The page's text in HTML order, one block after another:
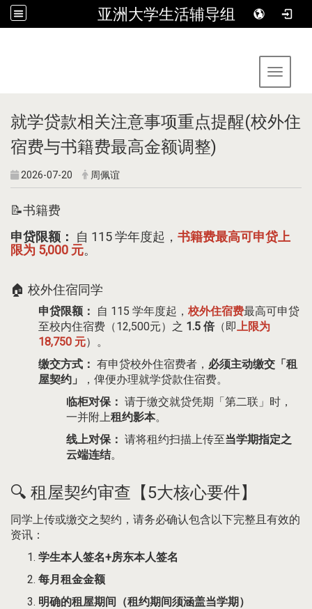
亚洲大学生活辅导组
Toggle
就学贷款相关注意事项重点提醒(校外住
宿费与书籍费最高金额调整)
2026-07-20 周佩谊
📝书籍费
申贷限额：
自 115 学年度起， 书籍费最高可申贷上
限为 5,000 元。
🏠 校外住宿同学
申贷限额： 自 115 学年度起， 校外住宿费最高可申贷
至校内住宿费（12,500元）之 1.5 倍（即上限为
18,750 元）。
缴交方式： 有申贷校外住宿费者， 必须主动缴交「租
屋契约」
，俾便办理就学贷款住宿费。
临柜对保： 请于缴交就贷凭期「第二联」时，
一并附上租约影本。
线上对保： 请将租约扫描上传至当学期指定之
云端连结。
🔍 租屋契约审查【5大核心要件】
同学上传或缴交之契约，请务必确认包含以下完整且有效的
资讯：
学生本人签名+房东本人签名
每月租金金额
明确的租屋期间（租约期间须涵盖当学期）